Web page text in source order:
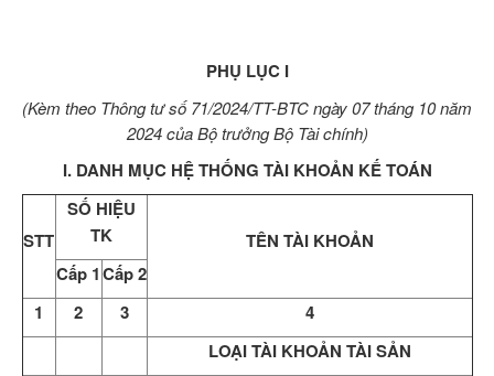
PHỤ LỤC I
(Kèm theo Thông tư số 71/2024/TT-BTC ngày 07 tháng 10 năm
2024 của Bộ trưởng Bộ Tài chính)
I. DANH MỤC HỆ THỐNG TÀI KHOẢN KẾ TOÁN
STT
SỐ HIỆU
TK
TÊN TÀI KHOẢN
Cấp 1Cấp 2
1
2 3
4
LOẠI TÀI KHOẢN TÀI SẢN